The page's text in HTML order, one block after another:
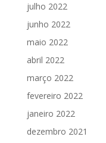
julho 2022
junho 2022
maio 2022
abril 2022
março 2022
fevereiro 2022
janeiro 2022
dezembro 2021